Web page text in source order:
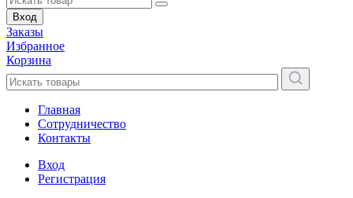
Вход
Заказы
Избранное
Корзина
Главная
Сотрудничество
Контакты
Вход
Регистрация